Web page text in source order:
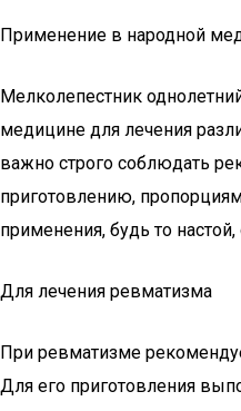
Применение в народной
Мелколепестник
медицине для лечения
важно строго соблюдать
приготовлению,
применения, будь то настой,
Для лечения ревматизма
При ревматизме
Для его приготовления